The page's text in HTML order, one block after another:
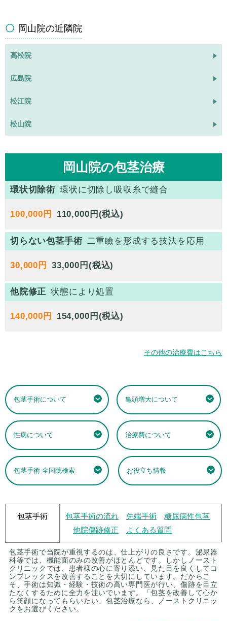
岡山院の近隣院
高松院
広島院
松江院
松山院
岡山院の包茎治療
環状切除術 環状に切除し吸収糸で縫合
100,000円 110,000円(税込)
切らない包茎手術 二重瞼を形成する技法を応用
30,000円
他院修正 状態により処置
140,000円
その他の治療費はこちら
包茎手術について 亀頭増大について
性病について 治療費について
包茎手術 全国院検索 お役立ち情報
包茎手術 包茎手術の流れ 先端手術
糖尿病性包茎
他院傷跡修正
よくある質問
包茎手術で当院が重視するのは、仕上がりの良さです。泌尿器
科等では、機能面のみの改善がほとんどです。しかしノースト
クリニックでは、患者様の心に寄り添い、見た目を良くしてコ
ンプレックスを改善することを大切にしています。だからこ
そ、手術は知識・経験・技術の高い専門医が行い、傷跡を目立
たなくするために全力を注いでいます。「包茎を改善して心か
ら笑顔になってもらいたい」包茎治療なら、ノーストクリニッ
クをお選びください。